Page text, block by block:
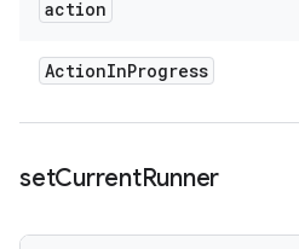
action
ActionInProgress
setCurrentRunner